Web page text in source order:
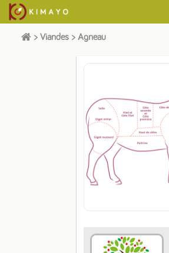
> Viandes > Agneau